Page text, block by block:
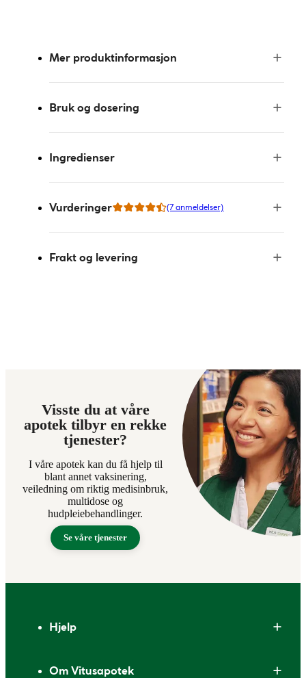
Mer produktinformasjon
Bruk og dosering
Ingredienser
Vurderinger (7 anmeldelser)
Frakt og levering
Visste du at våre
apotek tilbyr en rekke
tjenester?
I våre apotek kan du få hjelp til
blant annet vaksinering,
veiledning om riktig medisinbruk,
multidose og
hudpleiebehandlinger.
Se våre tjenester
Hjelp
Om Vitusapotek